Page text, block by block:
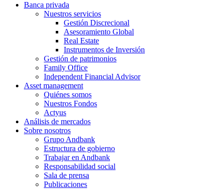
Banca privada
Nuestros servicios
Gestión Discrecional
Asesoramiento Global
Real Estate
Instrumentos de Inversión
Gestión de patrimonios
Family Office
Independent Financial Advisor
Asset management
Quiénes somos
Nuestros Fondos
Actyus
Análisis de mercados
Sobre nosotros
Grupo Andbank
Estructura de gobierno
Trabajar en Andbank
Responsabilidad social
Sala de prensa
Publicaciones